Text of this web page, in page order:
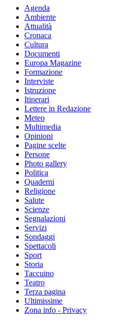
Agenda
Ambiente
Attualità
Cronaca
Cultura
Documenti
Europa Magazine
Formazione
Interviste
Istruzione
Itinerari
Lettere in Redazione
Meteo
Multimedia
Opinioni
Pagine scelte
Persone
Photo gallery
Politica
Quaderni
Religione
Salute
Scienze
Segnalazioni
Servizi
Sondaggi
Spettacoli
Sport
Storia
Taccuino
Teatro
Terza pagina
Ultimissime
Zona info - Privacy